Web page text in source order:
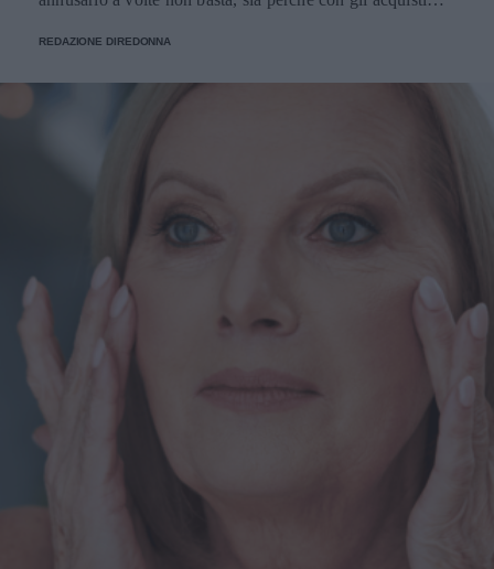
inevitabili polemiche - per la sua grande capacità di
di New York, Elie Levine, l’aumento dei trattamenti
questi pazienti hanno un’attenzione particolare per
l’estetica - spiega Levine a New Beauty - Chi utilizza
farmaci GLP-1 per perdere gli ultimi chili spesso desidera
massimizzare i risultati con trattamenti mirati". La perdita
accedere a interventi estetici che prima non erano possibili:
"Dopo una perdita di peso importante, i pazienti diventano
potrebbe significare una qualificazione per
un’addominoplastica o risultati migliorati con liposuzione e
rassodamento cutaneo". Cos’è un Ozempic Makeover?
Oltre a Ozempic, esistono altri farmaci GLP-1 usati per la
basta. Dobbiamo conoscere le sue note.
REDAZIONE DIREDONNA